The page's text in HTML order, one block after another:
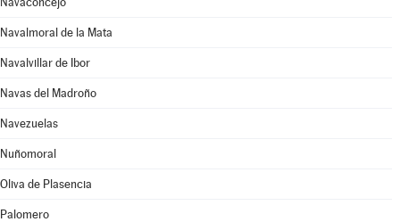
Navalmoral de la Mata
Navalvillar de Ibor
Navas del Madroño
Navezuelas
Nuñomoral
Oliva de Plasencia
Palomero